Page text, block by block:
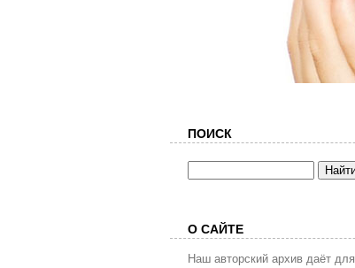
ПОИСК
О САЙТЕ
Наш авторский архив даёт для